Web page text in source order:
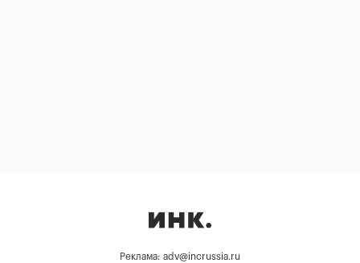
Реклама: adv@incrussia.ru